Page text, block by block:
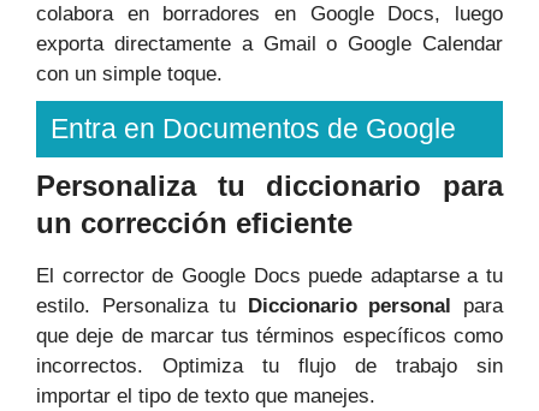
colabora en borradores en Google Docs, luego
exporta directamente a Gmail o Google Calendar
con un simple toque.
Entra en Documentos de Google
Personaliza tu diccionario para
un corrección eficiente
El corrector de Google Docs puede adaptarse a tu
estilo. Personaliza tu Diccionario personal para
que deje de marcar tus términos específicos como
incorrectos. Optimiza tu flujo de trabajo sin
importar el tipo de texto que manejes.